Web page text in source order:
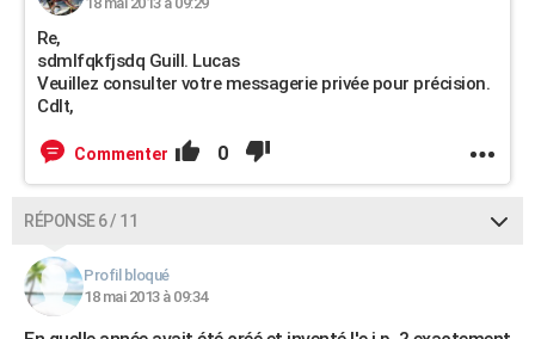
Re,
sdmlfqkfjsdq Guill. Lucas
Veuillez consulter votre messagerie privée pour précision.
Cdlt,
Commenter 0
RÉPONSE 6 / 11
Profil bloqué
18 mai 2013 à 09:34